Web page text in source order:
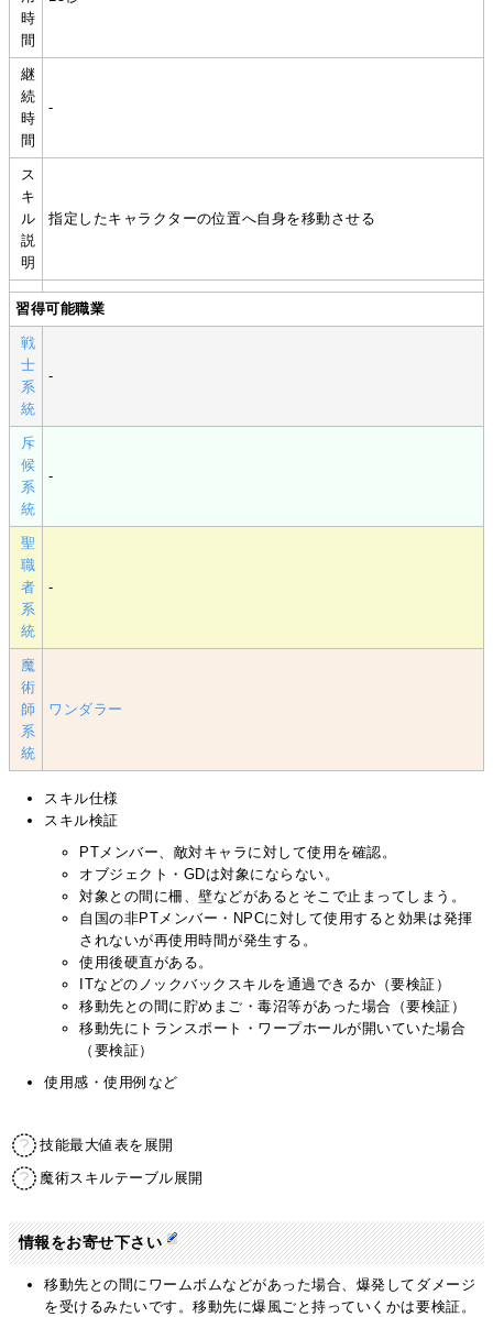
時
間
継
続
時
間
-
ス
キ
ル
説
明
指定したキャラクターの位置へ自身を移動させる
習得可能職業
戦
士
系
統
-
斥
候
系
統
-
聖
職
者
系
統
-
魔
術
師
系
統
ワンダラー
スキル仕様
スキル検証
PTメンバー、敵対キャラに対して使用を確認。
オブジェクト・GDは対象にならない。
対象との間に柵、壁などがあるとそこで止まってしまう。
自国の非PTメンバー・NPCに対して使用すると効果は発揮
されないが再使用時間が発生する。
使用後硬直がある。
ITなどのノックバックスキルを通過できるか（要検証）
移動先との間に貯めまご・毒沼等があった場合（要検証）
移動先にトランスポート・ワープホールが開いていた場合
（要検証）
使用感・使用例など
技能最大値表を展開
魔術スキルテーブル展開
情報をお寄せ下さい
移動先との間にワームボムなどがあった場合、爆発してダメージ
を受けるみたいです。移動先に爆風ごと持っていくかは要検証。